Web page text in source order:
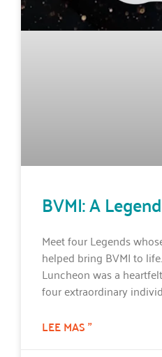
BVMI: A
Meet four Legends
helped bring BVMI to
Luncheon was a
four extraordinary
LEE MAS "